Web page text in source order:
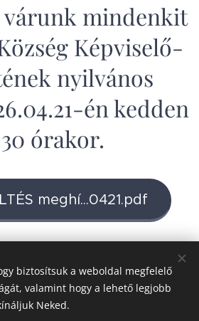
várunk mindenkit
Képviselő-
nyilvános
én kedden
órakor.
meghí...0421.pdf
biztosítsuk a weboldal megfelelő
valamint hogy a lehető legjobb
Neked.